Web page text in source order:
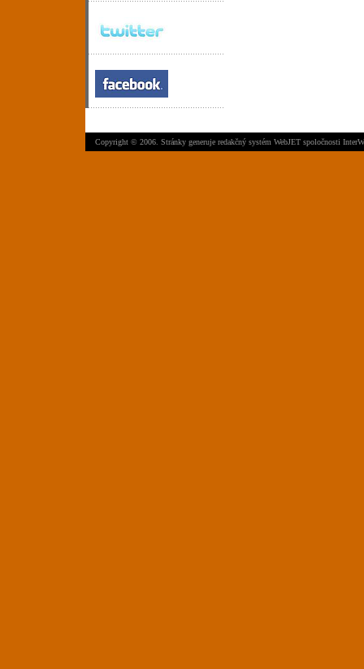
Copyright © 2006. Stránky generuje redakčný systém WebJET spoločnosti